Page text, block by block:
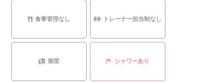
食事管理なし トレーナー担当制なし
個室 シャワーあり